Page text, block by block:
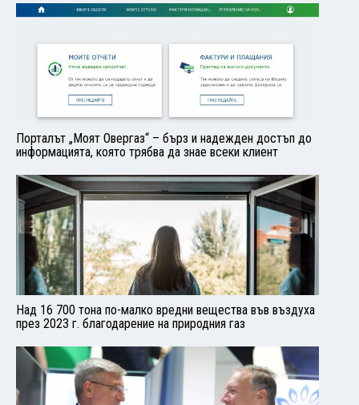
Порталът „Моят Овергаз“ – бърз и надежден достъп до
информацията, която трябва да знае всеки клиент
Над 16 700 тона по-малко вредни вещества във въздуха
през 2023 г. благодарение на природния газ